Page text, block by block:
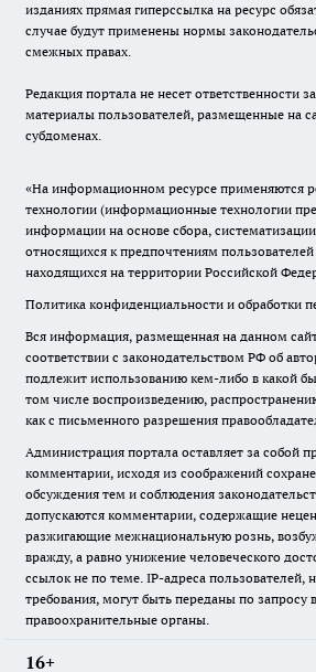
изданиях прямая гиперссылка на ресурс
случае будут применены нормы
смежных правах.
Редакция портала не несет ответственности
материалы пользователей, размещенные на
субдоменах.
«На информационном ресурсе применяются
технологии (информационные технологии
информации на основе сбора,
относящихся к предпочтениям
находящихся на территории Российской
Политика конфиденциальности и обработки
Вся информация, размещенная на данном
соответствии с законодательством РФ об
подлежит использованию кем-либо в какой
том числе воспроизведению,
как с письменного разрешения
Администрация портала оставляет за собой
комментарии, исходя из соображений
обсуждения тем и соблюдения
допускаются комментарии, содержащие
разжигающие межнациональную рознь,
вражду, а равно унижение человеческого
ссылок не по теме. IP-адреса пользователей,
требования, могут быть переданы по запросу
правоохранительные органы.
16+